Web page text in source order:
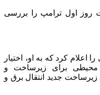
روز اول ترامپ را بررسی
کرد که به او، اختیار
برای زیرساخت و
جدید انتقال برق و